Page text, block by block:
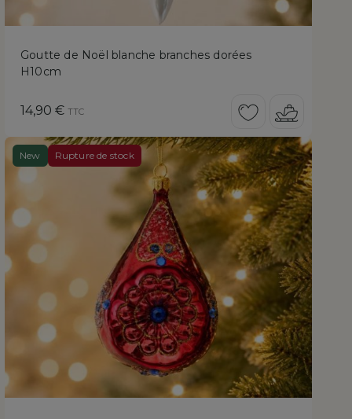
Goutte de Noël blanche branches dorées
H10cm
Prix
14,90 € TTC
New Rupture de stock